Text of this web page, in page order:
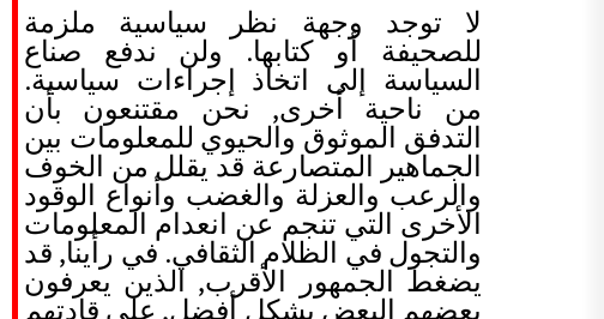
لا توجد وجهة نظر سياسية ملزمة
للصحيفة أو كتابها. ولن ندفع صناع
السياسة إلى اتخاذ إجراءات سياسية.
من ناحية أخرى, نحن مقتنعون بأن
التدفق الموثوق والحيوي للمعلومات بين
الجماهير المتصارعة قد يقلل من الخوف
والرعب والعزلة والغضب وأنواع الوقود
الأخرى التي تنجم عن انعدام المعلومات
والتجول في الظلام الثقافي. في رأينا, قد
يضغط الجمهور الأقرب, الذين يعرفون
بعضهم البعض بشكل أفضل, على قادتهم